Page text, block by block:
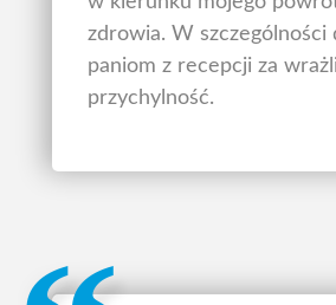
zdrowia. W szczególności
paniom z recepcji za
przychylność.